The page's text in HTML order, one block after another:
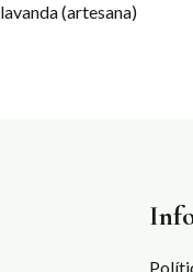
lavanda (artesana)